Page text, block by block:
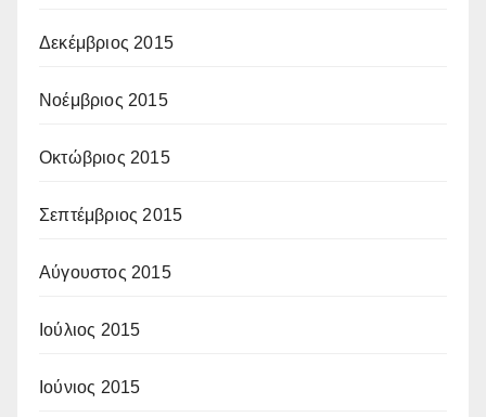
Δεκέμβριος 2015
Νοέμβριος 2015
Οκτώβριος 2015
Σεπτέμβριος 2015
Αύγουστος 2015
Ιούλιος 2015
Ιούνιος 2015